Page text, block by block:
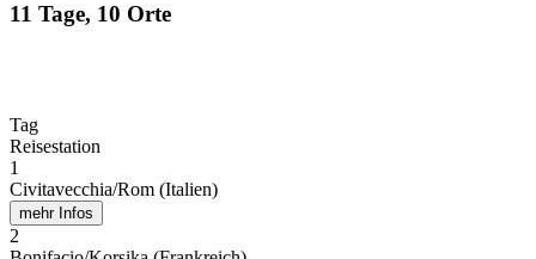
11 Tage, 10 Orte
Tag
Reisestation
1
Civitavecchia/Rom (Italien)
mehr Infos
2